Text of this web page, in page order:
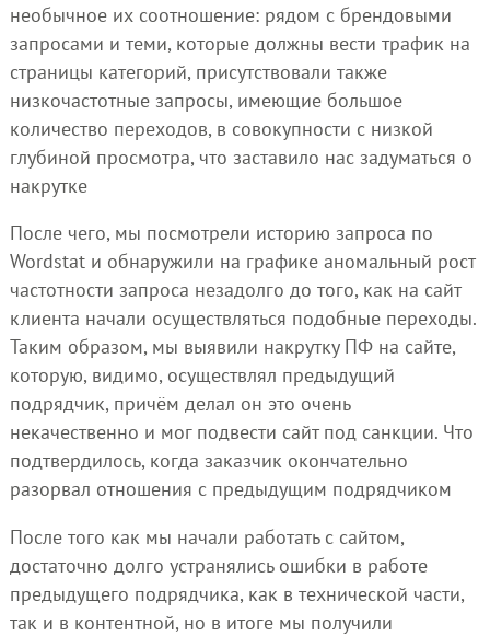
необычное их соотношение: рядом с брендовыми
запросами и теми, которые должны вести трафик на
страницы категорий, присутствовали также
низкочастотные запросы, имеющие большое
количество переходов, в совокупности с низкой
глубиной просмотра, что заставило нас задуматься о
накрутке
После чего, мы посмотрели историю запроса по
Wordstat и обнаружили на графике аномальный рост
частотности запроса незадолго до того, как на сайт
клиента начали осуществляться подобные переходы.
Таким образом, мы выявили накрутку ПФ на сайте,
которую, видимо, осуществлял предыдущий
подрядчик, причём делал он это очень
некачественно и мог подвести сайт под санкции. Что
подтвердилось, когда заказчик окончательно
разорвал отношения с предыдущим подрядчиком
После того как мы начали работать с сайтом,
достаточно долго устранялись ошибки в работе
предыдущего подрядчика, как в технической части,
так и в контентной, но в итоге мы получили